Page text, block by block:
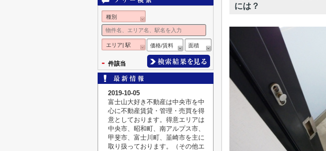
には？
種別
エリア| 駅 価格/賃料 面積
- 件該当
2019-10-05
富士山大好き不動産は中央市を中
心に不動産賃貸・管理・売買を得
意としております。得意エリアは
中央市、昭和町、南アルプス市、
甲斐市、富士川町、韮崎市を主に
取り扱っております。（その他エ